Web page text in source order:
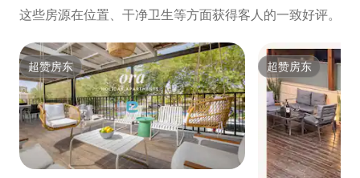
这些房源在位置、干净卫生等方面获得客人的一致好评。
超赞房东
超赞房东 超赞房东
超赞房东